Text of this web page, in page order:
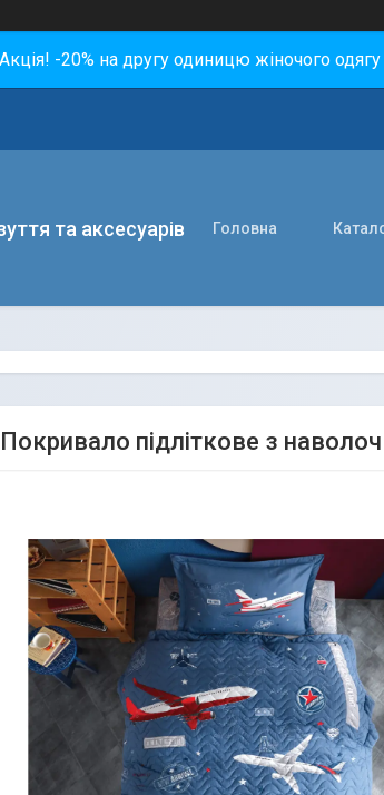
Акція! -20% на другу одиницю жіночого
та аксесуарів Головна
Покривало підліткове з